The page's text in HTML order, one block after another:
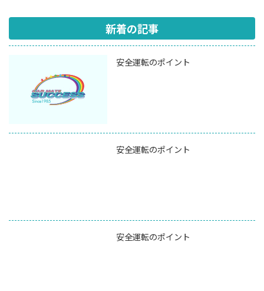
新着の記事
安全運転のポイント
安全運転のポイント
安全運転のポイント